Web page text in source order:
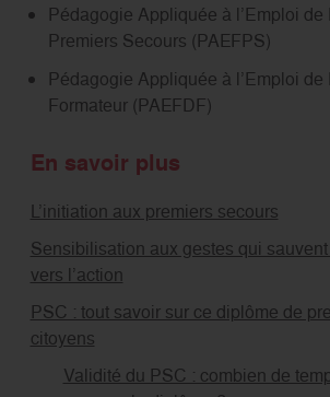
Pédagogie Appliquée à l’Emploi de
Premiers Secours (PAEFPS)
Pédagogie Appliquée à l’Emploi de
Formateur (PAEFDF)
En savoir plus
L’initiation aux premiers secours
Sensibilisation aux gestes qui
vers l’action
PSC : tout savoir sur ce diplôme de
citoyens
Validité du PSC : combien de